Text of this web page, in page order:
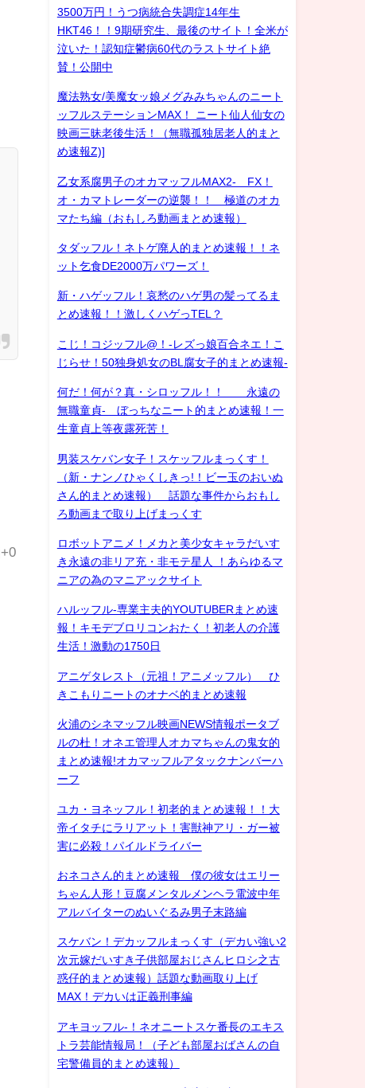
3500万円！うつ病統合失調症14年生
HKT46！！9期研究生、最後のサイト！全米が
泣いた！認知症鬱病60代のラストサイト絶
賛！公開中
魔法熟女/美魔女ッ娘メグみみちゃんのニート
ッフルステーションMAX！ ニート仙人仙女の
映画三昧老後生活！（無職孤独居老人的まと
め速報Z)]
乙女系腐男子のオカマッフルMAX2- FX！
オ・カマトレーダーの逆襲！！ 極道のオカ
マたち編（おもしろ動画まとめ速報）
タダッフル！ネトゲ廃人的まとめ速報！！ネ
ット乞食DE2000万パワーズ！
新・ハゲッフル！哀愁のハゲ男の髪ってるま
とめ速報！！激しくハゲっTEL？
こじ！コジッフル@！-レズっ娘百合ネエ！こ
じらせ！50独身処女のBL腐女子的まとめ速報-
何だ！何が？真・シロッフル！！ 永遠の
無職童貞- ぼっちなニート的まとめ速報！一
生童貞上等夜露死苦！
男装スケバン女子！スケッフルまっくす！
（新・ナンノひゃくしきっ!！ビー玉のおいぬ
さん的まとめ速報） 話題な事件からおもし
ろ動画まで取り上げまっくす
ロボットアニメ！メカと美少女キャラだいす
き永遠の非リア充・非モテ星人 ！あらゆるマ
ニアの為のマニアックサイト
ハルッフル-専業主夫的YOUTUBERまとめ速
報！キモデブロリコンおたく！初老人の介護
生活！激動の1750日
アニゲタレスト（元祖！アニメッフル） ひ
きこもりニートのオナベ的まとめ速報
火浦のシネマッフル映画NEWS情報ポータブ
ルの杜！オネエ管理人オカマちゃんの鬼女的
まとめ速報!オカマッフルアタックナンバーハ
ーフ
ユカ・ヨネッフル！初老的まとめ速報！！大
帝イタチにラリアット！害獣神アリ・ガー被
害に必殺！パイルドライバー
おネコさん的まとめ速報 僕の彼女はエリー
ちゃん人形！豆腐メンタルメンヘラ電波中年
アルバイターのぬいぐるみ男子末路編
スケバン！デカッフルまっくす（デカい強い2
次元嫁だいすき子供部屋おじさんヒロシ之古
惑仔的まとめ速報）話題な動画取り上げ
MAX！デカいは正義刑事編
アキヨッフル-！ネオニートスケ番長のエキス
トラ芸能情報局！（子ども部屋おばさんの自
宅警備員的まとめ速報）